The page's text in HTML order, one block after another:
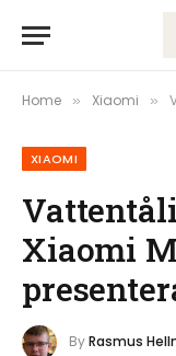
Home » Xiaomi »
XIAOMI
Xiaomi
ByRasmus